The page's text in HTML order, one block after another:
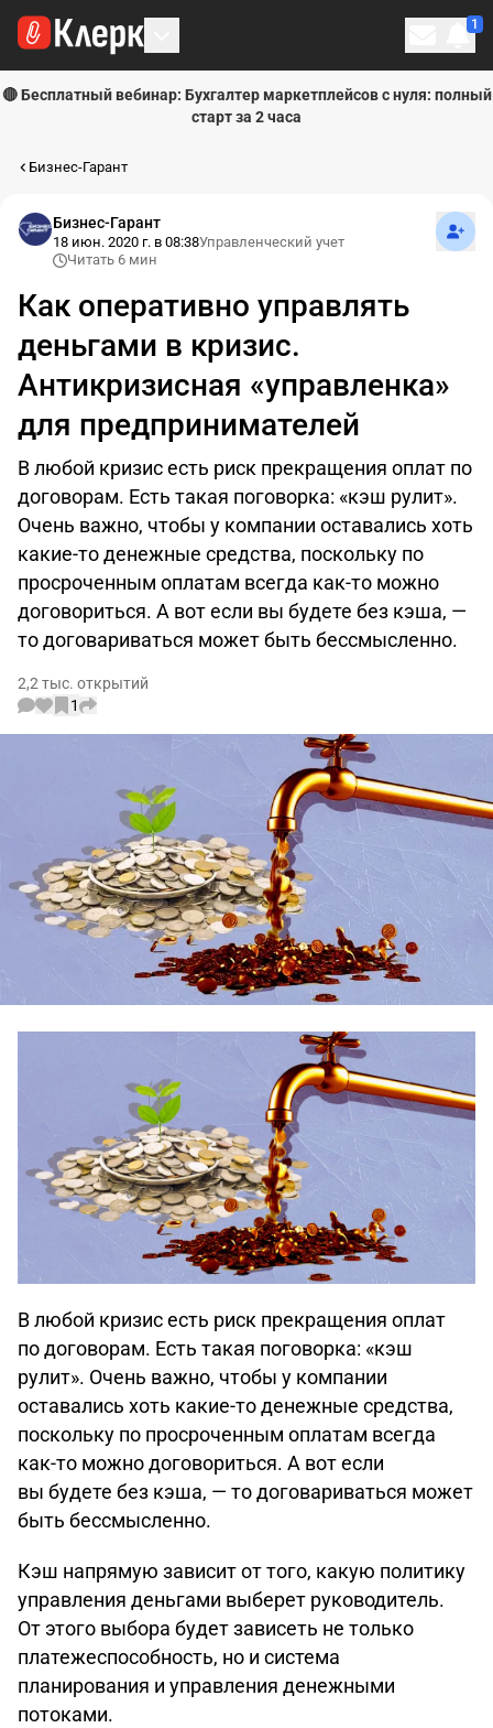
1
🔴 Бесплатный вебинар: Бухгалтер маркетплейсов с нуля: полный
старт за 2 часа
Бизнес-Гарант
Бизнес-Гарант
18 июн. 2020 г. в 08:38Управленческий учет
Читать 6 мин
Как оперативно управлять
деньгами в кризис.
Антикризисная «управленка»
для предпринимателей
В любой кризис есть риск прекращения оплат по
договорам. Есть такая поговорка: «кэш рулит».
Очень важно, чтобы у компании оставались хоть
какие-то денежные средства, поскольку по
просроченным оплатам всегда как-то можно
договориться. А вот если вы будете без кэша, —
то договариваться может быть бессмысленно.
2,2 тыс. открытий
1
В любой кризис есть риск прекращения оплат
по договорам. Есть такая поговорка: «кэш
рулит». Очень важно, чтобы у компании
оставались хоть какие-то денежные средства,
поскольку по просроченным оплатам всегда
как-то можно договориться. А вот если
вы будете без кэша, — то договариваться может
быть бессмысленно.
Кэш напрямую зависит от того, какую политику
управления деньгами выберет руководитель.
От этого выбора будет зависеть не только
платежеспособность, но и система
планирования и управления денежными
потоками.